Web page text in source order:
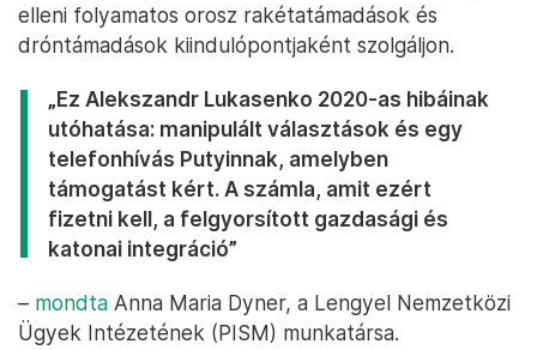
elleni folyamatos orosz rakétatámadások és
dróntámadások kiindulópontjaként szolgáljon.
„Ez Alekszandr Lukasenko 2020-as hibáinak
utóhatása: manipulált választások és egy
telefonhívás Putyinnak, amelyben
támogatást kért. A számla, amit ezért
fizetni kell, a felgyorsított gazdasági és
katonai integráció”
– mondta Anna Maria Dyner, a Lengyel Nemzetközi
Ügyek Intézetének (PISM) munkatársa.